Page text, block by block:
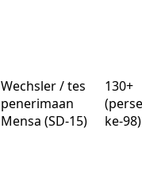
Wechsler / tes
penerimaan
Mensa (SD-15)
130+
ke-98)